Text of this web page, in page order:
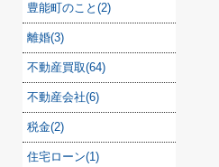
豊能町のこと(2)
離婚(3)
不動産買取(64)
不動産会社(6)
税金(2)
住宅ローン(1)